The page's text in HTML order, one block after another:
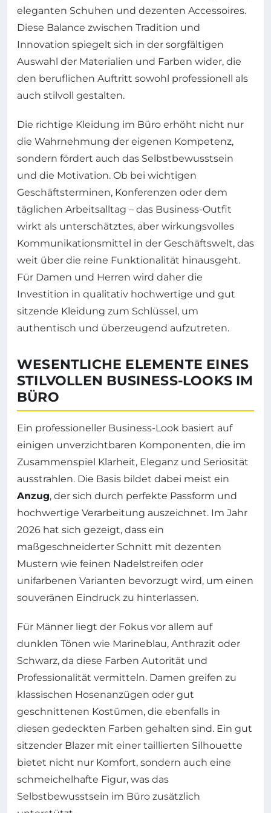
eleganten Schuhen und dezenten Accessoires.
Diese Balance zwischen Tradition und
Innovation spiegelt sich in der sorgfältigen
Auswahl der Materialien und Farben wider, die
den beruflichen Auftritt sowohl professionell als
auch stilvoll gestalten.
Die richtige Kleidung im Büro erhöht nicht nur
die Wahrnehmung der eigenen Kompetenz,
sondern fördert auch das Selbstbewusstsein
und die Motivation. Ob bei wichtigen
Geschäftsterminen, Konferenzen oder dem
täglichen Arbeitsalltag – das Business-Outfit
wirkt als unterschätztes, aber wirkungsvolles
Kommunikationsmittel in der Geschäftswelt, das
weit über die reine Funktionalität hinausgeht.
Für Damen und Herren wird daher die
Investition in qualitativ hochwertige und gut
sitzende Kleidung zum Schlüssel, um
authentisch und überzeugend aufzutreten.
WESENTLICHE ELEMENTE EINES
STILVOLLEN BUSINESS-LOOKS IM
BÜRO
Ein professioneller Business-Look basiert auf
einigen unverzichtbaren Komponenten, die im
Zusammenspiel Klarheit, Eleganz und Seriosität
ausstrahlen. Die Basis bildet dabei meist ein
Anzug, der sich durch perfekte Passform und
hochwertige Verarbeitung auszeichnet. Im Jahr
2026 hat sich gezeigt, dass ein
maßgeschneiderter Schnitt mit dezenten
Mustern wie feinen Nadelstreifen oder
unifarbenen Varianten bevorzugt wird, um einen
souveränen Eindruck zu hinterlassen.
Für Männer liegt der Fokus vor allem auf
dunklen Tönen wie Marineblau, Anthrazit oder
Schwarz, da diese Farben Autorität und
Professionalität vermitteln. Damen greifen zu
klassischen Hosenanzügen oder gut
geschnittenen Kostümen, die ebenfalls in
diesen gedeckten Farben gehalten sind. Ein gut
sitzender Blazer mit einer taillierten Silhouette
bietet nicht nur Komfort, sondern auch eine
schmeichelhafte Figur, was das
Selbstbewusstsein im Büro zusätzlich